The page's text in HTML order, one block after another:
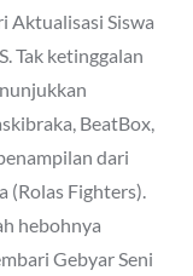
Aktualisasi Siswa
Tak ketinggalan
BeatBox,
dari
(Rolas Fighters).
hebohnya
Gebyar Seni